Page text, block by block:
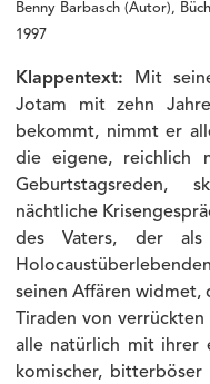
Benny Barbasch (Autor),
1997
Klappentext: Mit
Jotam mit zehn
bekommt, nimmt er
die eigene, reichlich
Geburtstagsreden,
nächtliche
des Vaters, der als
seinen Affären widmet,
Tiraden von
alle natürlich mit ihrer
komischer,